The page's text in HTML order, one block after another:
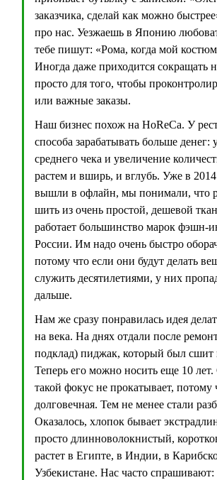
заказчика, сделай как можно
про нас. Уезжаешь в Японию
тебе пишут: «Рома, когда мой
Иногда даже приходится сокращать
просто для того, чтобы
или важные заказы.
Наш бизнес похож на HoReCa. У
способа зарабатывать больше денег:
среднего чека и увеличение
растем и вширь, и вглубь. Уже в
вышли в офлайн, мы понимали, что
шить из очень простой, дешевой
работает большинство марок фэшн-
России. Им надо очень быстро
потому что если они будут делать
служить десятилетиями, у них
дальше.
Нам же сразу понравилась идея
на века. На днях отдали после
подклад) пиджак, который был сшит
Теперь его можно носить еще 10
такой фокус не прокатывает, потому
долговечная. Тем не менее стали
Оказалось, хлопок бывает
просто длинноволокнистый,
растет в Египте, в Индии, в
Узбекистане. Нас часто